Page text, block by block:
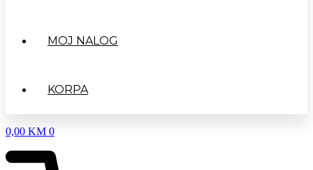
MOJ NALOG
KORPA
0,00 KM 0